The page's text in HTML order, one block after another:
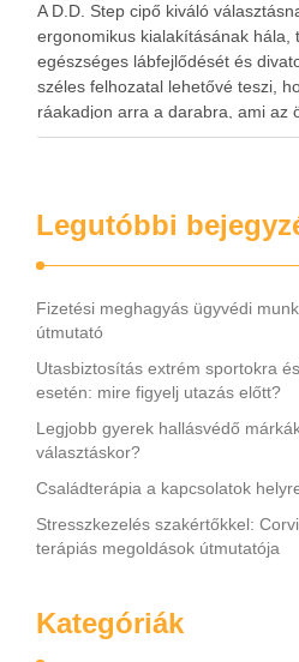
A D.D. Step cipő kiváló
ergonomikus kialakításának hála,
egészséges lábfejlődését és
széles felhozatal lehetővé teszi,
ráakadjon arra a darabra, ami az
megfelel. A D.D. Step cipő tartós
Legutóbbi
Fizetési meghagyás ügyvédi
útmutató
Utasbiztosítás extrém sportokra
esetén: mire figyelj utazás előtt?
Legjobb gyerek hallásvédő
választáskor?
Családterápia a kapcsolatok
Stresszkezelés szakértőkkel:
terápiás megoldások útmutatója
Kategóriák